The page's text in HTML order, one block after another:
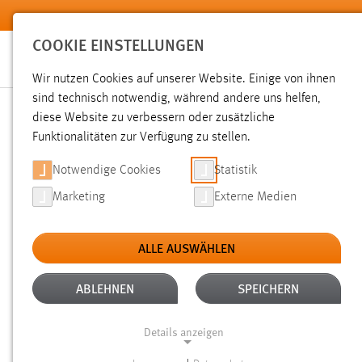
Zum Hauptinhalt springen
SUCHE
Aktive Filter: TYP: DATEIEN ALTER: 1 BIS 6 MONATE
Gesucht nach "moodle". Es wurden 3 Ergebnisse gefunden.
COOKIE EINSTELLUNGEN
Wir nutzen Cookies auf unserer Website. Einige von ihnen
sind technisch notwendig, während andere uns helfen,
diese Website zu verbessern oder zusätzliche
Funktionalitäten zur Verfügung zu stellen.
Notwendige Cookies Statistik
Marketing Externe Medien
ALLE AUSWÄHLEN
ABLEHNEN SPEICHERN
Details anzeigen